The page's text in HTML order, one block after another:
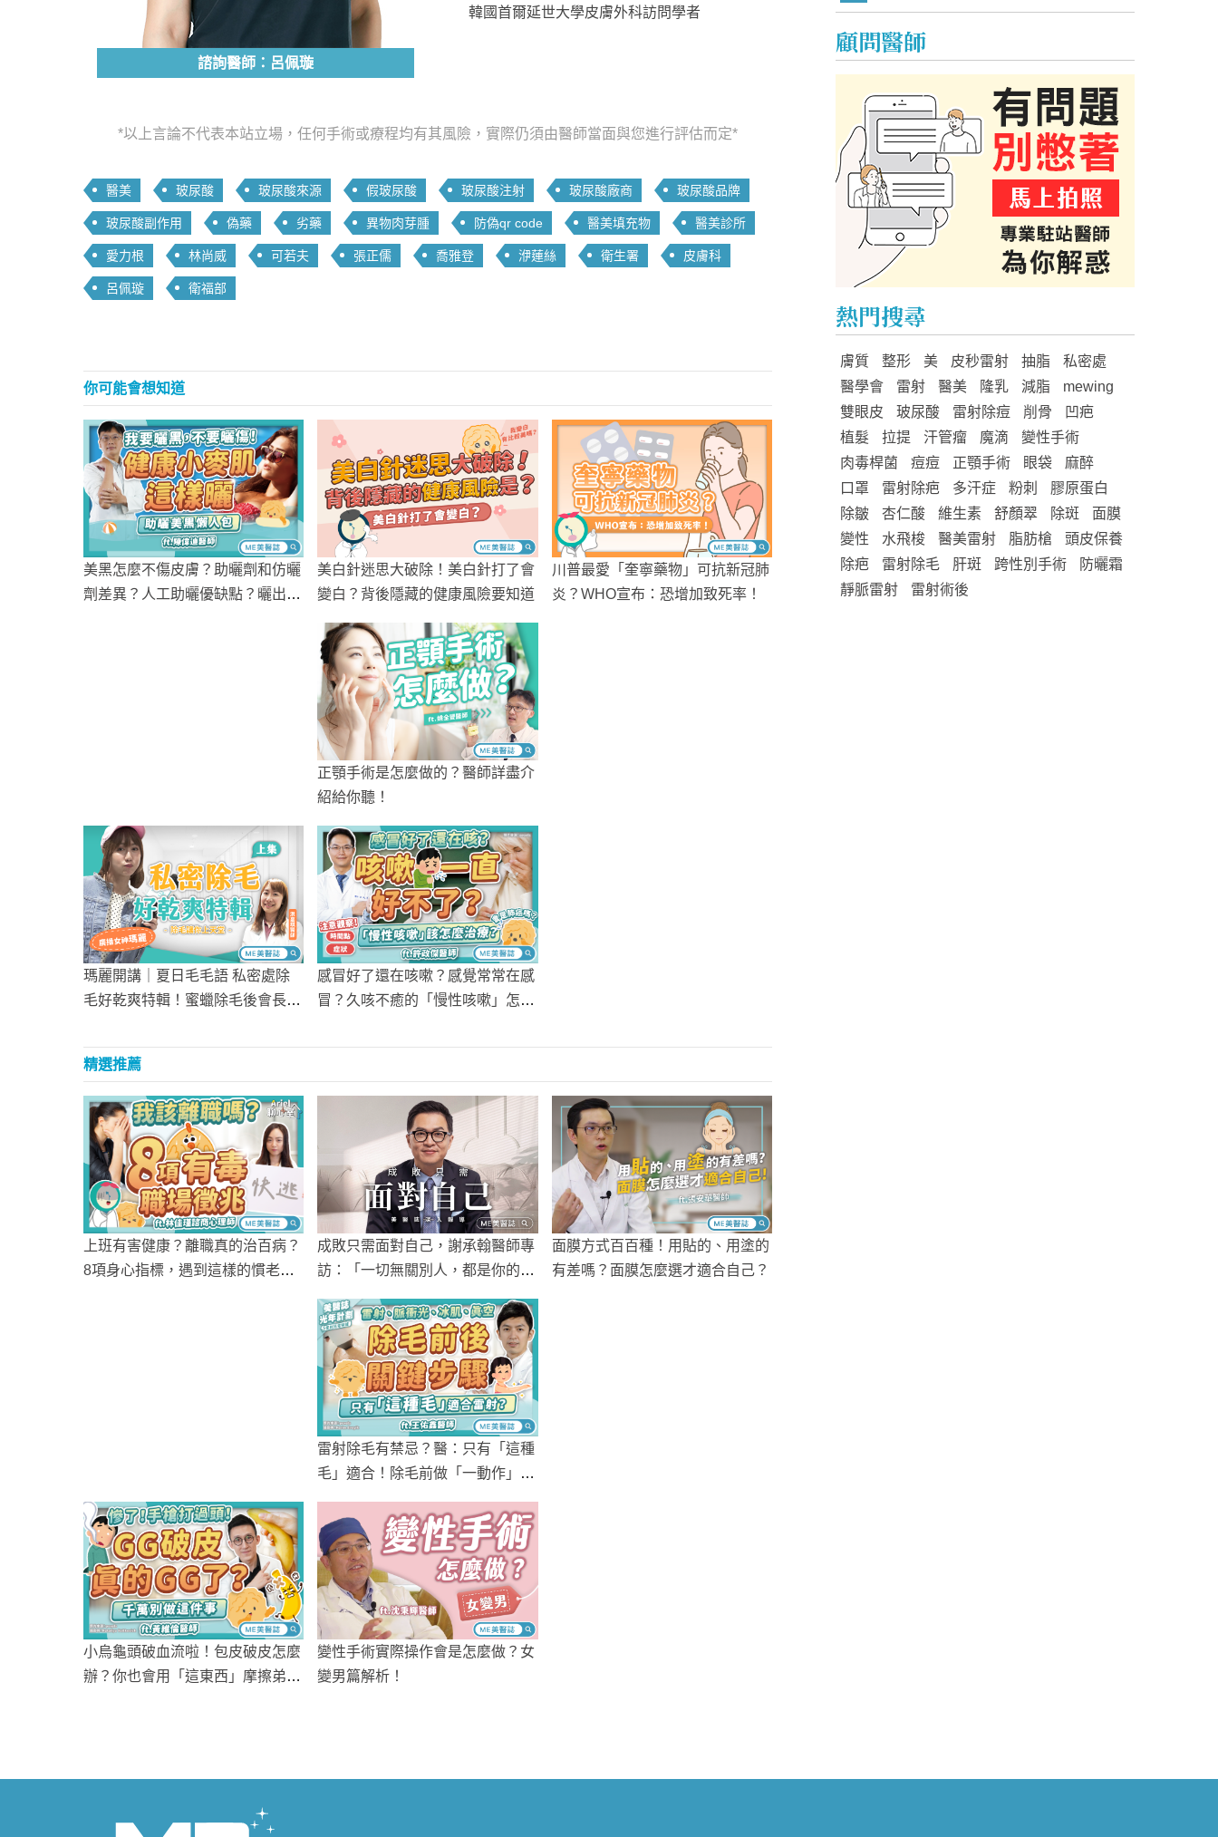
諮詢醫師：呂佩璇
韓國首爾延世大學皮膚外科訪問學者
*以上言論不代表本站立場，任何手術或療程均有其風險，實際仍須由醫師當面與您進行評估而定*
醫美 玻尿酸 玻尿酸來源 假玻尿酸 玻尿酸注射 玻尿酸廠商 玻尿酸品牌
玻尿酸副作用 偽藥 劣藥 異物肉芽腫 防偽qr code 醫美填充物 醫美診所
愛力根 林尚威 可若夫 張正儒 喬雅登 洢蓮絲 衛生署 皮膚科
呂佩璇 衛福部
你可能會想知道
美黑怎麼不傷皮膚？助曬劑和仿曬
劑差異？人工助曬優缺點？曬出健
美白針迷思大破除！美白針打了會
變白？背後隱藏的健康風險要知道
川普最愛「奎寧藥物」可抗新冠肺
炎？WHO宣布：恐增加致死率！
正顎手術是怎麼做的？醫師詳盡介
紹給你聽！
瑪麗開講｜夏日毛毛語 私密處除
毛好乾爽特輯！蜜蠟除毛後會長痘
感冒好了還在咳嗽？感覺常常在感
冒？久咳不癒的「慢性咳嗽」怎治
精選推薦
上班有害健康？離職真的治百病？
8項身心指標，遇到這樣的慣老
成敗只需面對自己，謝承翰醫師專
訪：「一切無關別人，都是你的選
面膜方式百百種！用貼的、用塗的
有差嗎？面膜怎麼選才適合自己？
雷射除毛有禁忌？醫：只有「這種
毛」適合！除毛前做「一動作」免
小烏龜頭破血流啦！包皮破皮怎麼
辦？你也會用「這東西」摩擦弟弟
變性手術實際操作會是怎麼做？女
變男篇解析！
顧問醫師
熱門搜尋
膚質 整形 美 皮秒雷射 抽脂
私密處
醫學會
雷射 醫美 隆乳 減脂
mewing
雙眼皮
玻尿酸 雷射除痘 削骨
凹疤
植髮
拉提 汗管瘤 魔滴
變性手術
肉毒桿菌
痘痘 正顎手術 眼袋
麻醉
口罩
雷射除疤 多汗症 粉刺
膠原蛋白
除皺
杏仁酸 維生素 舒顏翠 除斑
面膜
變性
水飛梭 醫美雷射 脂肪槍
頭皮保養
除疤
雷射除毛 肝斑 跨性別手術
防曬霜
靜脈雷射
雷射術後